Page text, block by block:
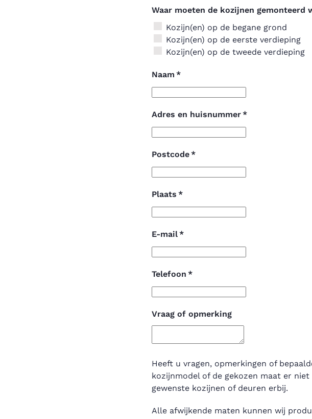
Waar moeten de kozijnen gemonteerd
Kozijn(en) op de begane grond
Kozijn(en) op de eerste verdieping
Kozijn(en) op de tweede verdieping
Naam *
Adres en huisnummer*
Postcode*
Plaats *
E-mail*
Telefoon *
Vraag of opmerking
Heeft u vragen, opmerkingen of
kozijnmodel of de gekozen maat er
gewenste kozijnen of deuren erbij.
Alle afwijkende maten kunnen wij